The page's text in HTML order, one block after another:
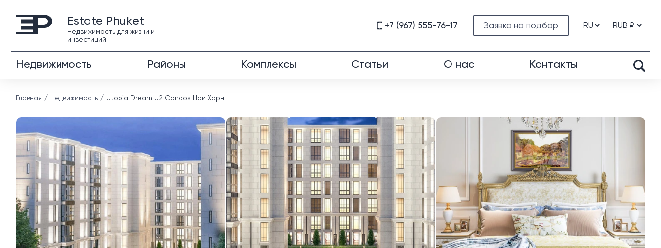
Estate Phuket
Недвижимость для жизни и
инвестиций
Заявка на подбор
+7 (967) 555-76-17
Недвижимость Районы Комплексы Статьи О нас Контакты
Главная Недвижимость Utopia Dream U2 Condos Най Харн